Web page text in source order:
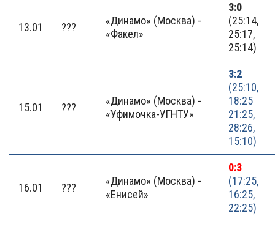
13.01 ???
«Динамо» (Москва) -
«Факел»
3:0
(25:14,
25:17,
25:14)
15.01 ???
«Динамо» (Москва) -
«Уфимочка-УГНТУ»
3:2
(25:10,
18:25
21:25,
28:26,
15:10)
16.01 ???
«Динамо» (Москва) -
«Енисей»
0:3
(17:25,
16:25,
22:25)